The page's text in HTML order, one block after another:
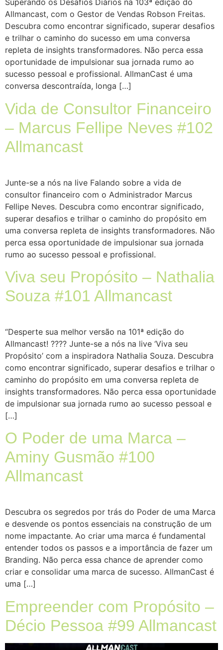
Superando os Desafios Diários na 103ª edição do
Allmancast, com o Gestor de Vendas Robson Freitas.
Descubra como encontrar significado, superar desafios
e trilhar o caminho do sucesso em uma conversa
repleta de insights transformadores. Não perca essa
oportunidade de impulsionar sua jornada rumo ao
sucesso pessoal e profissional. AllmanCast é uma
conversa descontraída, longa […]
Vida de Consultor Financeiro
– Marcus Fellipe Neves #102
Allmancast
Junte-se a nós na live Falando sobre a vida de
consultor financeiro com o Administrador Marcus
Fellipe Neves. Descubra como encontrar significado,
superar desafios e trilhar o caminho do propósito em
uma conversa repleta de insights transformadores. Não
perca essa oportunidade de impulsionar sua jornada
rumo ao sucesso pessoal e profissional.
Viva seu Propósito – Nathalia
Souza #101 Allmancast
“Desperte sua melhor versão na 101ª edição do
Allmancast! ???? Junte-se a nós na live ‘Viva seu
Propósito’ com a inspiradora Nathalia Souza. Descubra
como encontrar significado, superar desafios e trilhar o
caminho do propósito em uma conversa repleta de
insights transformadores. Não perca essa oportunidade
de impulsionar sua jornada rumo ao sucesso pessoal e
[…]
O Poder de uma Marca –
Aminy Gusmão #100
Allmancast
Descubra os segredos por trás do Poder de uma Marca
e desvende os pontos essenciais na construção de um
nome impactante. Ao criar uma marca é fundamental
entender todos os passos e a importância de fazer um
Branding. Não perca essa chance de aprender como
criar e consolidar uma marca de sucesso. AllmanCast é
uma […]
Empreender com Propósito –
Décio Pessoa #99 Allmancast